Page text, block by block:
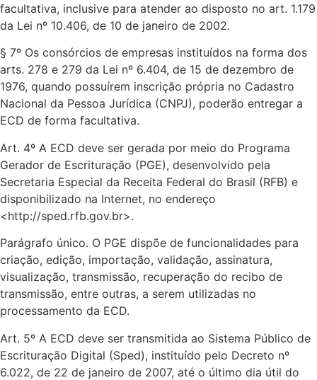
facultativa, inclusive para atender ao disposto no art. 1.179
da Lei nº 10.406, de 10 de janeiro de 2002.
§ 7º Os consórcios de empresas instituídos na forma dos
arts. 278 e 279 da Lei nº 6.404, de 15 de dezembro de
1976, quando possuírem inscrição própria no Cadastro
Nacional da Pessoa Jurídica (CNPJ), poderão entregar a
ECD de forma facultativa.
Art. 4º A ECD deve ser gerada por meio do Programa
Gerador de Escrituração (PGE), desenvolvido pela
Secretaria Especial da Receita Federal do Brasil (RFB) e
disponibilizado na Internet, no endereço
<http://sped.rfb.gov.br>.
Parágrafo único. O PGE dispõe de funcionalidades para
criação, edição, importação, validação, assinatura,
visualização, transmissão, recuperação do recibo de
transmissão, entre outras, a serem utilizadas no
processamento da ECD.
Art. 5º A ECD deve ser transmitida ao Sistema Público de
Escrituração Digital (Sped), instituído pelo Decreto nº
6.022, de 22 de janeiro de 2007, até o último dia útil do